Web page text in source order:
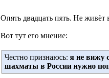
Опять двадцать пять. Не
Вот тут его мнение:
Честно признаюсь: я не вижу
шахматы в России нужно